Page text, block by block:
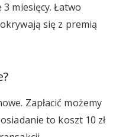
miesięcy. Łatwo
się z premią
Zapłacić możemy
to koszt 10 zł